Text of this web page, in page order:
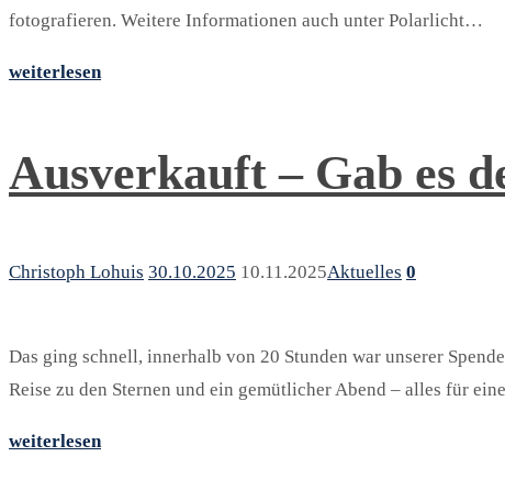
fotografieren. Weitere Informationen auch unter Polarlicht…
weiterlesen
Ausverkauft – Gab es
Christoph Lohuis 30.10.2025 10.11.2025Aktuelles 0
Das ging schnell, innerhalb von 20 Stunden war unserer
Reise zu den Sternen und ein gemütlicher Abend – alles für
weiterlesen